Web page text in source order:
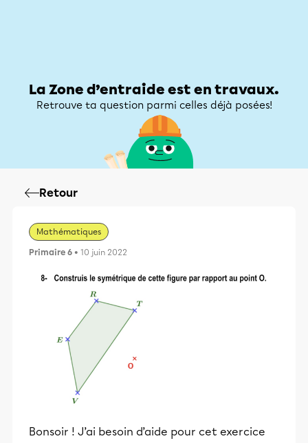
La Zone d’entraide est en travaux.
Retrouve ta question parmi celles déjà posées!
Retour
Mathématiques
Primaire 6 • 10 juin 2022
Bonsoir ! J’ai besoin d’aide pour cet exercice